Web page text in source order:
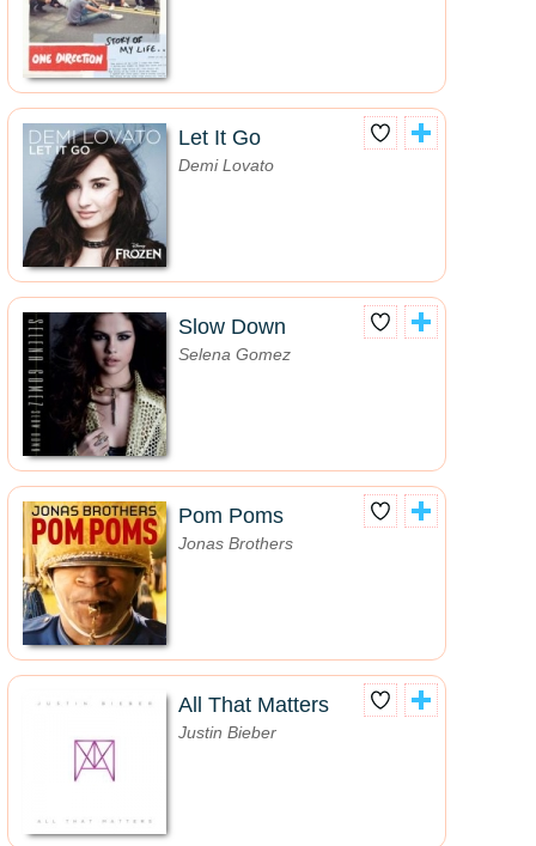
Let It Go
Demi Lovato
Slow Down
Selena Gomez
Pom Poms
Jonas Brothers
All That Matters
Justin Bieber